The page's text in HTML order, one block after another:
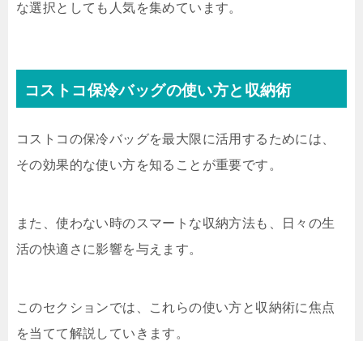
な選択としても人気を集めています。
コストコ保冷バッグの使い方と収納術
コストコの保冷バッグを最大限に活用するためには、
その効果的な使い方を知ることが重要です。
また、使わない時のスマートな収納方法も、日々の生
活の快適さに影響を与えます。
このセクションでは、これらの使い方と収納術に焦点
を当てて解説していきます。